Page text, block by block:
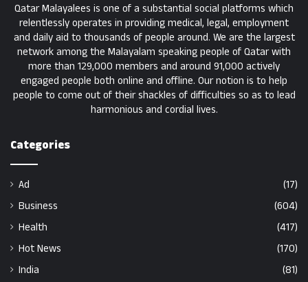
Qatar Malayalees is one of a substantial social platforms which
relentlessly operates in providing medical, legal, employment
and daily aid to thousands of people around. We are the largest
network among the Malayalam speaking people of Qatar with
more than 129,000 members and around 91,000 actively
engaged people both online and offline. Our notion is to help
people to come out of their shackles of difficulties so as to lead
harmonious and cordial lives.
Categories
Ad
(17)
Business
(604)
Health
(417)
Hot News
(170)
India
(81)